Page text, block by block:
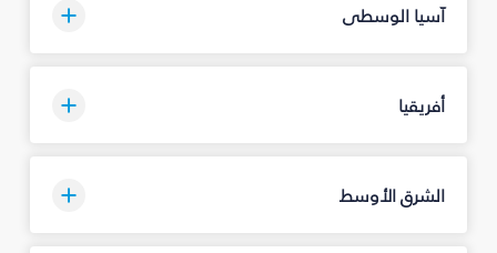
آسيا الوسطى
أفريقيا
الشرق الأوسط